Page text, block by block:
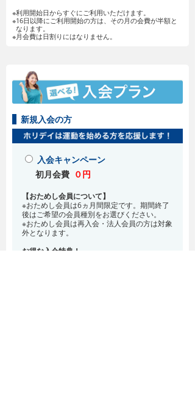
※利用開始日からすぐにご利用いただけます。
※16日以降にご利用開始の方は、その月の会費が半額と
なります。
※月会費は日割りにはなりません。
新規入会の方
入会キャンペーン
初月会費 ０円
【おためし会員について】
※おためし会員は6ヵ月間限定です。期間終了
後はご希望の会員種別をお選びください。
※おためし会員は再入会・法人会員の方は対象
外となります。
お得な入会特典！